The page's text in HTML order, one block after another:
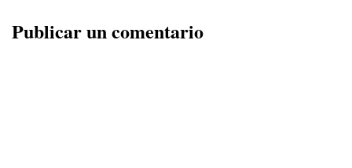
Publicar un comentario